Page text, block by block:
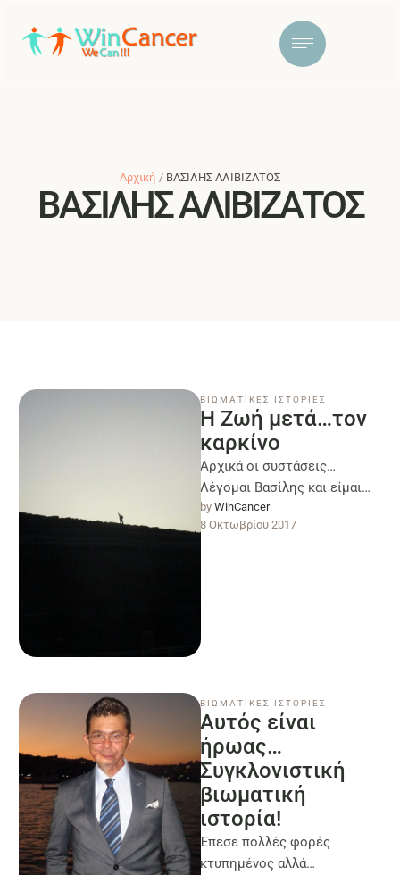
Αρχική / ΒΑΣΙΛΗΣ ΑΛΙΒΙΖΑΤΟΣ
ΒΑΣΙΛΗΣ ΑΛΙΒΙΖΑΤΟΣ
ΒΙΩΜΑΤΙΚΕΣ ΙΣΤΟΡΙΕΣ
Η Ζωή μετά…τον
καρκίνο
Αρχικά οι συστάσεις…
Λέγομαι Βασίλης και είμαι
ένας επιβιώσας από καρκίνο
στην κάτω γνάθο το μακρινό
by WinCancer
8 Οκτωβρίου 2017
ΒΙΩΜΑΤΙΚΕΣ ΙΣΤΟΡΙΕΣ
Αυτός είναι
ήρωας…
Συγκλονιστική
βιωματική
ιστορία!
Έπεσε πολλές φορές
κτυπημένος αλλά